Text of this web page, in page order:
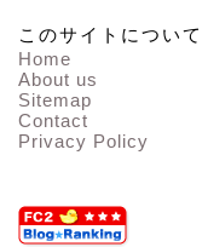
このサイトについて
Home
About us
Sitemap
Contact
Privacy Policy